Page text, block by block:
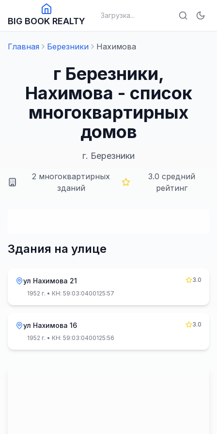
BIG BOOK REALTY
Загрузка...
Главная Березники Нахимова
г Березники,
Нахимова - список
многоквартирных
домов
г. Березники
2 многоквартирных
зданий
3.0 средний
рейтинг
Здания на улице
ул Нахимова 21
3.0
1952 г. • КН: 59:03:0400125:57
ул Нахимова 16
3.0
1952 г. • КН: 59:03:0400125:56